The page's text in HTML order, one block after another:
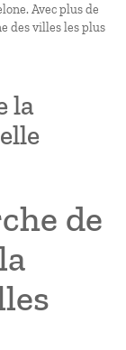
Avec plus de
des villes les plus
la
de